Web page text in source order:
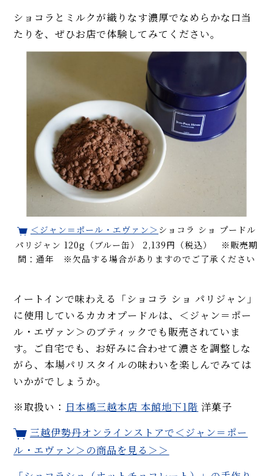
ショコラとミルクが織りなす濃厚でなめらかな口当
たりを、ぜひお店で体験してみてください。
＜ジャン＝ポール・エヴァン＞ ショコラ ショ プードル
パリジャン 120g（ブルー缶） 2,139円（税込） ※販売期
間：通年 ※欠品する場合がありますのでご了承ください
イートインで味わえる「ショコラ ショ パリジャン」
に使用しているカカオプードルは、＜ジャン＝ポー
ル・エヴァン＞のブティックでも販売されていま
す。ご自宅でも、お好みに合わせて濃さを調整しな
がら、本場パリスタイルの味わいを楽しんでみては
いかがでしょうか。
※取扱い： 日本橋三越本店 本館地下1階 洋菓子
三越伊勢丹オンラインストアで＜ジャン＝ポー
ル・エヴァン＞ の商品を見る＞＞